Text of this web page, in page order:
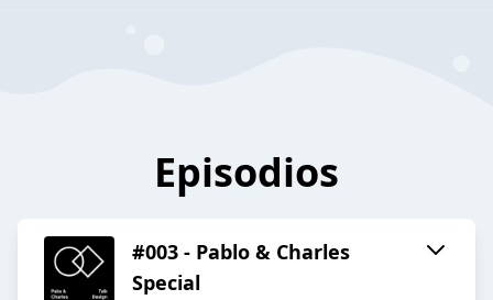
Episodios
#003 - Pablo & Charles
Special